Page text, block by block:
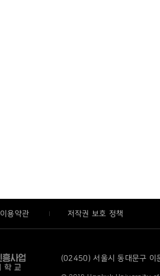
이용약관 저작권 보호 정책
(02450) 서울시 동대문구